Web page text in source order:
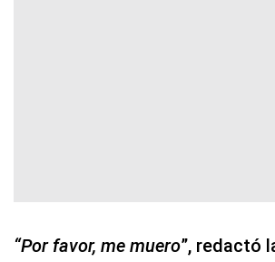
“Por favor, me muero”, redactó